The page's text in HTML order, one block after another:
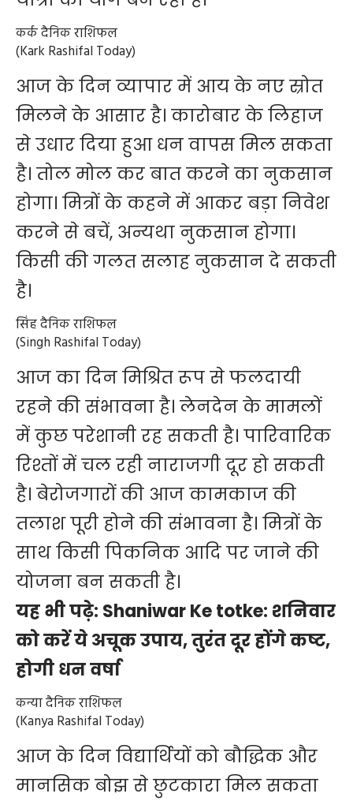
कर्क दैनिक राशिफल
(Kark Rashifal Today)
आज के दिन व्यापार में आय के नए स्रोत
मिलने के आसार है। कारोबार के लिहाज
से उधार दिया हुआ धन वापस मिल सकता
है। तोल मोल कर बात करने का नुकसान
होगा। मित्रों के कहने में आकर बड़ा निवेश
करने से बचें, अन्यथा नुकसान होगा।
किसी की गलत सलाह नुकसान दे सकती
है।
सिंह दैनिक राशिफल
(Singh Rashifal Today)
आज का दिन मिश्रित रूप से फलदायी
रहने की संभावना है। लेनदेन के मामलों
में कुछ परेशानी रह सकती है। पारिवारिक
रिश्तों में चल रही नाराजगी दूर हो सकती
है। बेरोजगारों की आज कामकाज की
तलाश पूरी होने की संभावना है। मित्रों के
साथ किसी पिकनिक आदि पर जाने की
योजना बन सकती है।
यह भी पढ़े: Shaniwar Ke totke: शनिवार
को करें ये अचूक उपाय, तुरंत दूर होंगे कष्ट,
होगी धन वर्षा
कन्या दैनिक राशिफल
(Kanya Rashifal Today)
आज के दिन विद्यार्थियों को बौद्धिक और
मानसिक बोझ से छुटकारा मिल सकता